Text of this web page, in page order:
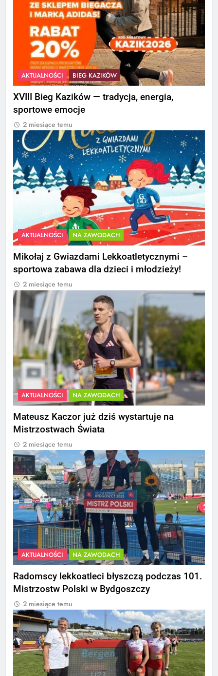
AKTUALNOŚCI BIEG KAZIKÓW
XVIII Bieg Kazików — tradycja, energia,
sportowe emocje
2 miesiące temu
AKTUALNOŚCI NA ZAWODACH
Mikołaj z Gwiazdami Lekkoatletycznymi –
sportowa zabawa dla dzieci i młodzieży!
2 miesiące temu
AKTUALNOŚCI NA ZAWODACH
Mateusz Kaczor już dziś wystartuje na
Mistrzostwach Świata
2 miesiące temu
AKTUALNOŚCI NA ZAWODACH
Radomscy lekkoatleci błyszczą podczas 101.
Mistrzostw Polski w Bydgoszczy
2 miesiące temu